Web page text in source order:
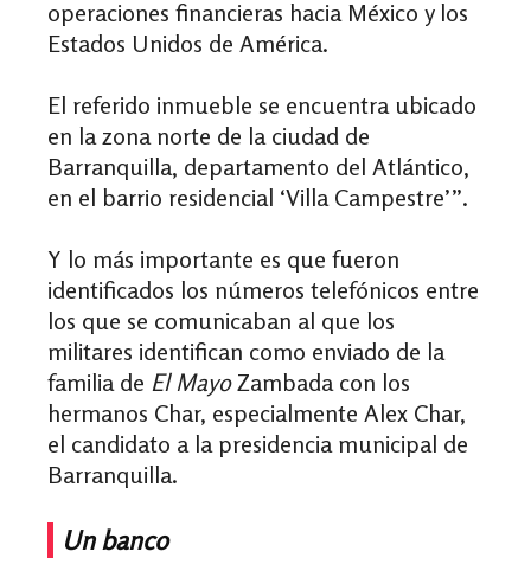
operaciones financieras hacia México y los
Estados Unidos de América.
El referido inmueble se encuentra ubicado
en la zona norte de la ciudad de
Barranquilla, departamento del Atlántico,
en el barrio residencial ‘Villa Campestre’”.
Y lo más importante es que fueron
identificados los números telefónicos entre
los que se comunicaban al que los
militares identifican como enviado de la
familia de El MayoZambada con los
hermanos Char, especialmente Alex Char,
el candidato a la presidencia municipal de
Barranquilla.
Un banco